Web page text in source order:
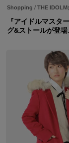
Shopping / THE
『アイドルマスタ
グ&ストールが登場